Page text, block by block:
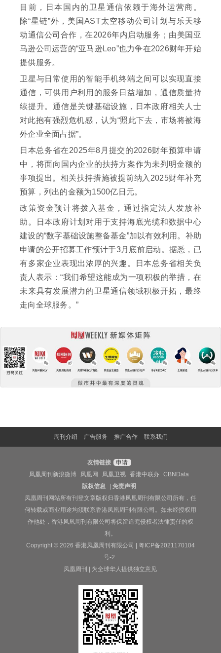
目前，日本国内的卫星通信依赖于海外运营商。
除“星链”外，美国AST太空移动公司计划与乐天移
动通信公司合作，在2026年内启动服务；由美国亚
马逊公司运营的“亚马逊Leo”也力争在2026财年开始
提供服务。
卫星与日常使用的智能手机终端之间可以实现直接
通信，可供用户利用的服务日益增加，通信质量持
续提升。通信是关键基础设施，日本政府相关人士
对此抱有强烈危机感，认为“照此下去，市场将被海
外企业全面占据”。
日本总务省在2025年8月提交的2026财年预算申请
中，将面向国内企业的扶持方案作为未列明金额的
事项提出。相关扶持措施被提前纳入2025财年补充
预算，列出的金额为1500亿日元。
政策资金预计将拨入基金，通过指定法人发放补
助。日本政府计划对用于支持海底光缆和数据中心
建设的“数字基础设施整备基金”加以有效利用。补助
申请的公开招募工作预计于3月底前启动。据悉，已
有多家企业表现出浓厚的兴趣。日本总务省相关负
责人表示：“我们希望这能成为一项积极的举措，在
未来具有发展潜力的卫星通信领域积极开拓，最终
走向全球服务。”
周刊介绍 广告服务 推广合作 联系我们
友情链接
申请
凤凰周刊新浪微博
凤凰网 凤凰卫视 香港中联办
CBNData
版权信息
|免责声明
凤凰周刊网站所有刊登文章版权归香港凤凰周刊有限公司所有，任
何转载或商业用途均须联系香港凤凰周刊有限公司。如未经授权用
作他处，香港凤凰周刊有限公司将保留追究侵权者法律责任的权
利。
Copyright © 2026 香港凤凰周刊有限公司 | 粤ICP备2021170104
号-2
凤凰周刊 | 为全球华人提供独立意见